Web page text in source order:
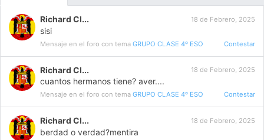
Richard Cl... 18 de Febrero, 2025
sisi
Mensaje en el foro con temaGRUPO CLASE 4º ESO Contestar
Richard Cl... 18 de Febrero, 2025
cuantos hermanos tiene? aver....
Mensaje en el foro con temaGRUPO CLASE 4º ESO Contestar
Richard Cl... 18 de Febrero, 2025
berdad o verdad?mentira